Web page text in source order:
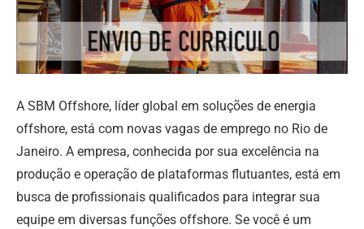
A SBM Offshore, líder global em soluções de energia
offshore, está com novas vagas de emprego no Rio de
Janeiro. A empresa, conhecida por sua excelência na
produção e operação de plataformas flutuantes, está em
busca de profissionais qualificados para integrar sua
equipe em diversas funções offshore. Se você é um